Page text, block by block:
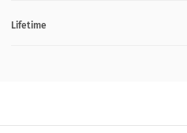
Lifetime